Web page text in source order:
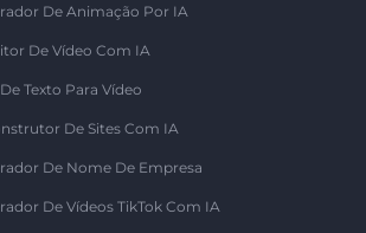
De Animação Por IA
De Vídeo Com IA
Texto Para Vídeo
De Sites Com IA
De Nome De Empresa
De Vídeos TikTok Com IA